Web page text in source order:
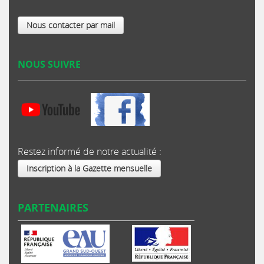
Nous contacter par mail
NOUS SUIVRE
Restez informé de notre actualité :
Inscription à la Gazette mensuelle
PARTENAIRES